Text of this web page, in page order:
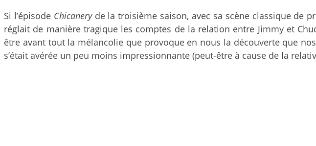
Si l’épisode Chicaneryde la troisième saison, avec sa scène classique de
réglait de manière tragique les comptes de la relation entre Jimmy et
être avant tout la mélancolie que provoque en nous la découverte que
s’était avérée un peu moins impressionnante (peut-être à cause de la